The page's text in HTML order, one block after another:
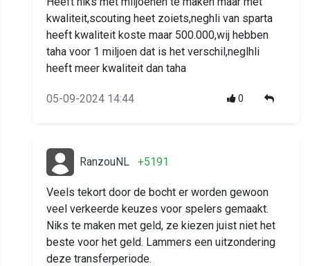
kwaliteit,scouting heet zoiets,neghli van sparta
heeft kwaliteit koste maar 500.000,wij hebben
taha voor 1 miljoen dat is het verschil,neglhli
heeft meer kwaliteit dan taha
05-09-2024 14:44 0
RanzouNL +5191
Veels tekort door de bocht er worden gewoon
veel verkeerde keuzes voor spelers gemaakt.
Niks te maken met geld, ze kiezen juist niet het
beste voor het geld. Lammers een uitzondering
deze transferperiode.